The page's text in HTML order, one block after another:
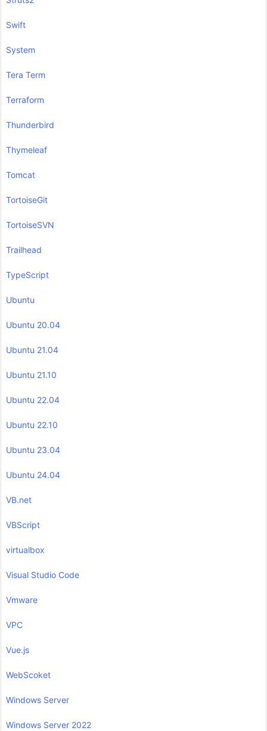
Swift
System
Tera Term
Terraform
Thunderbird
Thymeleaf
Tomcat
TortoiseGit
TortoiseSVN
Trailhead
TypeScript
Ubuntu
Ubuntu 20.04
Ubuntu 21.04
Ubuntu 21.10
Ubuntu 22.04
Ubuntu 22.10
Ubuntu 23.04
Ubuntu 24.04
VB.net
VBScript
virtualbox
Visual Studio Code
Vmware
VPC
Vue.js
WebScoket
Windows Server
Windows Server 2022